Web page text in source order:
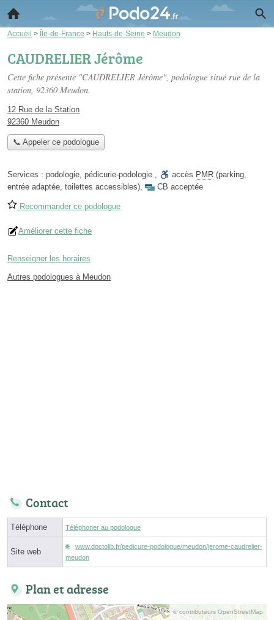
Accueil > Île-de-France > Hauts-de-Seine > Meudon
CAUDRELIER Jérôme
Cette fiche présente "CAUDRELIER Jérôme", podologue situé rue de la
station, 92360 Meudon.
12 Rue de la Station
92360 Meudon
📞 Appeler ce podologue
Services : podologie, pédicurie-podologie , accès PMR (parking,
entrée adaptée, toilettes accessibles), CB acceptée
Recommander ce podologue
Améliorer cette fiche
Renseigner les horaires
Autres podologues à Meudon
Contact
Téléphone Téléphoner au podologue
Site web
www.doctolib.fr/pedicure-podologue/meudon/jerome-caudrelier-
meudon
Plan et adresse
© contributeurs OpenStreetMap